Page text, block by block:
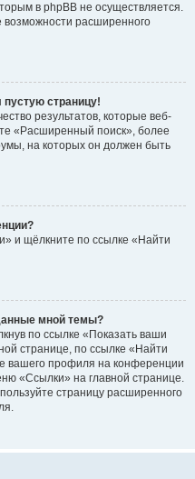
в phpBB не осуществляется.
возможности расширенного
пустую страницу!
результатов, которые веб-
«Расширенный поиск», более
на которых он должен быть
и щёлкните по ссылке «Найти
мной темы?
по ссылке «Показать ваши
странице, по ссылке «Найти
вашего профиля на конференции
«Ссылки» на главной странице.
страницу расширенного